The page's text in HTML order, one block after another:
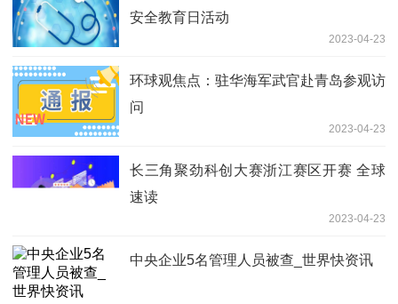
安全教育日活动
2023-04-23
环球观焦点：驻华海军武官赴青岛参观访
问
2023-04-23
长三角聚劲科创大赛浙江赛区开赛 全球
速读
2023-04-23
中央企业5名管理人员被查_世界快资讯